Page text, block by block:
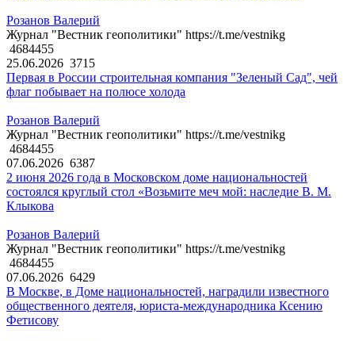
Розанов Валерий
Журнал "Вестник геополитики" https://t.me/vestnikg
4684455
25.06.2026 3715
Первая в России строительная компания "Зеленый Сад", чей
флаг побывает на полюсе холода
Розанов Валерий
Журнал "Вестник геополитики" https://t.me/vestnikg
4684455
07.06.2026 6387
2 июня 2026 года в Московском доме национальностей
состоялся круглый стол «Возьмите меч мой: наследие В. М.
Клыкова
Розанов Валерий
Журнал "Вестник геополитики" https://t.me/vestnikg
4684455
07.06.2026 6429
В Москве, в Доме национальностей, наградили известного
общественного деятеля, юриста-международника Ксению
Фетисову